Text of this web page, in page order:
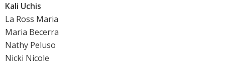
Kali Uchis
La Ross Maria
Maria Becerra
Nathy Peluso
Nicki Nicole